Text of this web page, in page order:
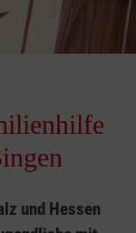
und Hessen